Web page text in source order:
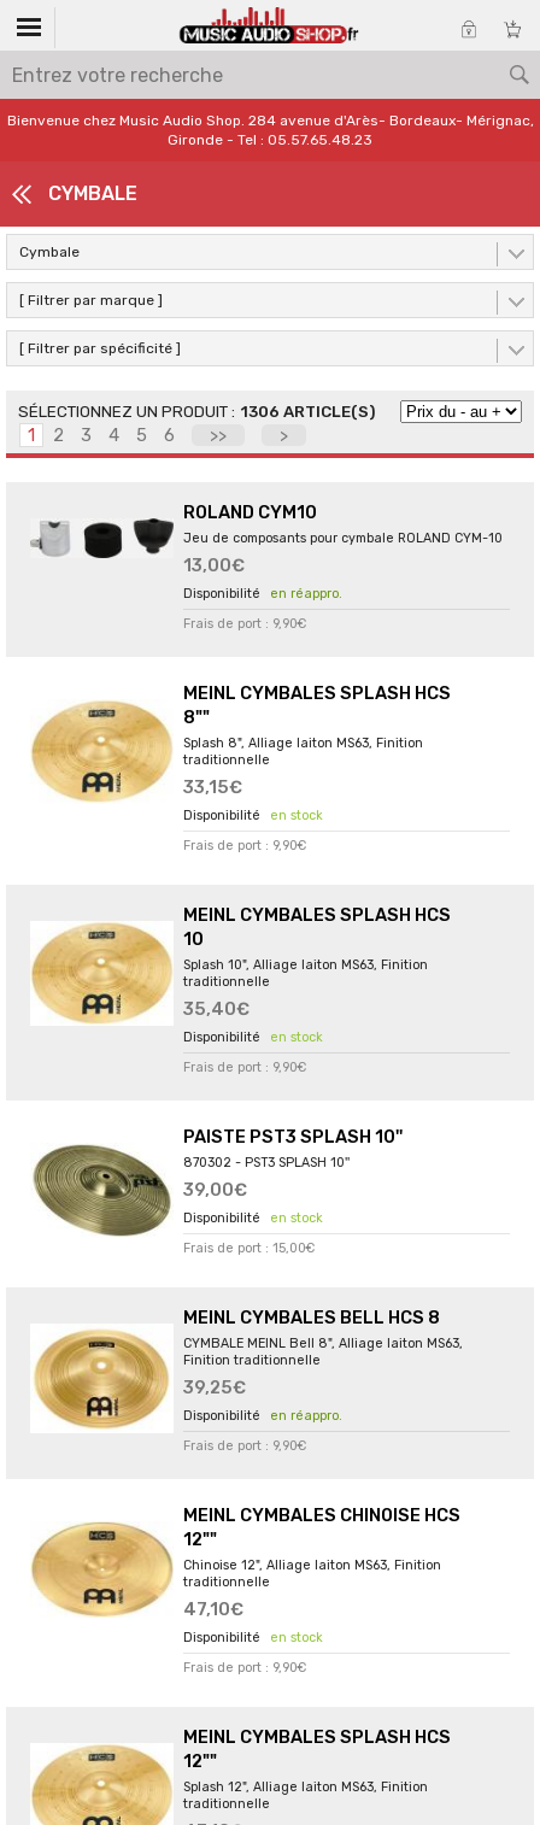
Bienvenue chez Music Audio Shop. 284 avenue d'Arès- Bordeaux- Mérignac,
Gironde - Tel : 05.57.65.48.23
CYMBALE
Cymbale
[ Filtrer par marque ]
[ Filtrer par spécificité ]
1306 ARTICLE(S)
1 2 3 4 5 6 >> >
ROLAND CYM10
Jeu de composants pour cymbale ROLAND CYM-10
13,00€
en réappro.
Frais de port : 9,90€
MEINL CYMBALES SPLASH HCS
8""
Splash 8", Alliage laiton MS63, Finition
traditionnelle
33,15€
en stock
Frais de port : 9,90€
MEINL CYMBALES SPLASH HCS
10
Splash 10", Alliage laiton MS63, Finition
traditionnelle
35,40€
en stock
Frais de port : 9,90€
PAISTE PST3 SPLASH 10''
870302 - PST3 SPLASH 10''
39,00€
en stock
Frais de port : 15,00€
MEINL CYMBALES BELL HCS 8
CYMBALE MEINL Bell 8", Alliage laiton MS63,
Finition traditionnelle
39,25€
en réappro.
Frais de port : 9,90€
MEINL CYMBALES CHINOISE HCS
12""
Chinoise 12", Alliage laiton MS63, Finition
traditionnelle
47,10€
en stock
Frais de port : 9,90€
MEINL CYMBALES SPLASH HCS
12""
Splash 12", Alliage laiton MS63, Finition
traditionnelle